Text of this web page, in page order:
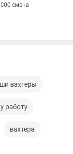
смена
вахтеры
работу
вахтера